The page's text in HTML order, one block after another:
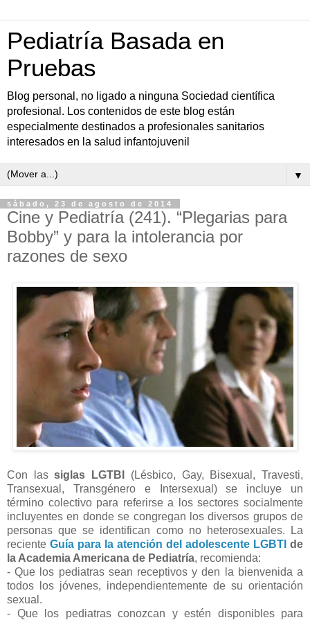
Pediatría Basada en
Pruebas
Blog personal, no ligado a ninguna Sociedad científica
profesional. Los contenidos de este blog están
especialmente destinados a profesionales sanitarios
interesados en la salud infantojuvenil
▼
sábado, 23 de agosto de 2014
Cine y Pediatría (241). “Plegarias para
Bobby” y para la intolerancia por
razones de sexo
Con lassiglas LGTBI (Lésbico, Gay, Bisexual, Travesti,
Transexual, Transgénero e Intersexual) se incluye un
término colectivo para referirse a los sectores socialmente
incluyentes en donde se congregan los diversos grupos de
personas que se identifican como no heterosexuales. La
reciente Guía para la atención del adolescente LGBTI de
la Academia Americana de Pediatría, recomienda:
- Que los pediatras sean receptivos y den la bienvenida a
todos los jóvenes, independientemente de su orientación
sexual.
- Que los pediatras conozcan y estén disponibles para